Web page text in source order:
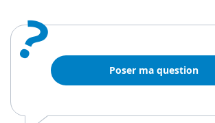
? Poser ma question